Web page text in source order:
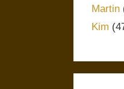
Martin
Kim